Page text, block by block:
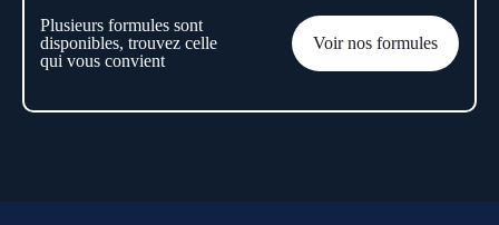
Plusieurs formules sont
disponibles, trouvez celle
qui vous convient
Voir nos formules